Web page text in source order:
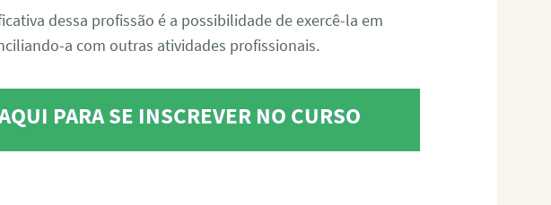
dessa profissão é a possibilidade de exercê-la em
a com outras atividades profissionais.
PARA SE INSCREVER NO CURSO